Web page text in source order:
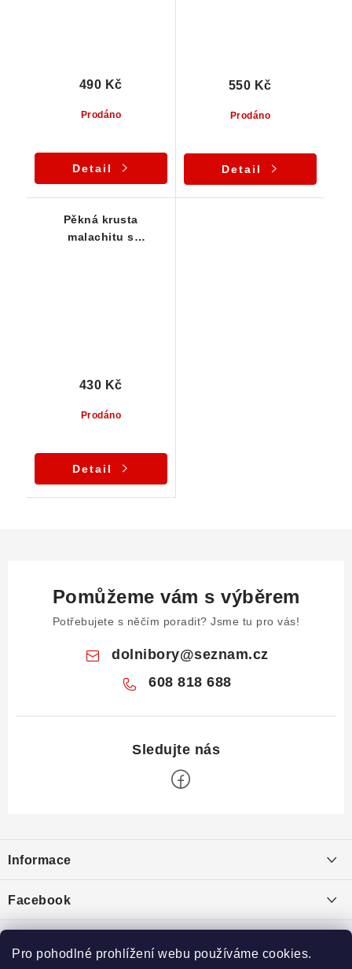
Pro pohodlné prohlížení webu používáme cookies.
Prodáno
490 Kč
Detail
Prodáno
550 Kč
Detail
Pěkná krusta
malachitu s
Prodáno
430 Kč
Detail
Pomůžeme vám s výběrem
Potřebujete s něčím poradit? Jsme tu pro vás!
dolnibory@seznam.cz
608 818 688
p
a
í
Informace
Puncovní značky
Ochrana osobních údajů
Facebook
Toplist